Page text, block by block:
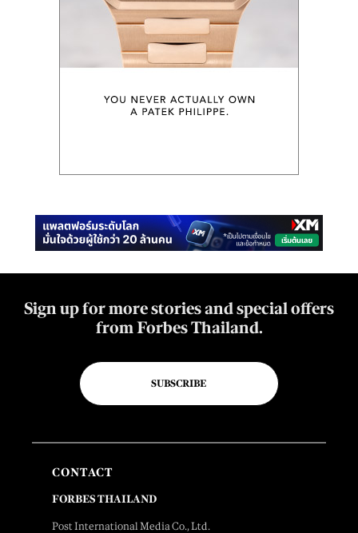
Sign up for more stories and special offers
from Forbes Thailand.
SUBSCRIBE
CONTACT
FORBES THAILAND
Post International Media Co., Ltd.